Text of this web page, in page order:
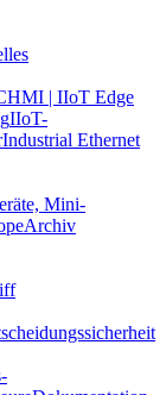
HMI | IIoT Edge
IIoT-
Industrial Ethernet
Mini-
Archiv